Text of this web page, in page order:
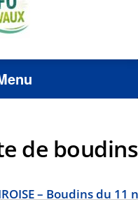
de boudins
– Boudins du 11